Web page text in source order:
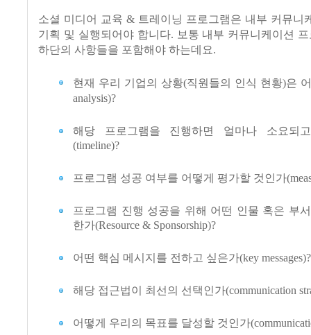
소셜 미디어 교육 & 트레이닝 프로그램은 내부 커뮤니
기획 및 실행되어야 합니다. 보통 내부 커뮤니케이션
하단의 사항들을 포함해야 하는데요.
현재 우리 기업의 상황(직원들의 인식 현황)은
analysis)?
해당 프로그램을 진행하면 얼마나 소요되
(timeline)?
프로그램 성공 여부를 어떻게 평가할 것인가
프로그램 진행 성공을 위해 어떤 인물 혹은 부
한가(Resource & Sponsorship)?
어떤 핵심 메시지를 전하고 싶은가(key messages)?
해당 접근법이 최선의 선택인가(communication
어떻게 우리의 목표를 달성할 것인가